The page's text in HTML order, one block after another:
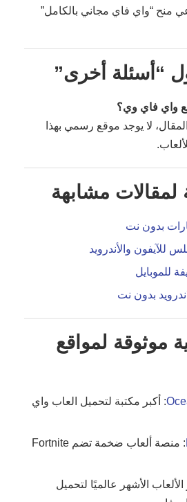
منح “واي فاي مجاني بالكامل”
“أسئلة أخرى”
واي فاي وي؟
لا يوجد موقع رسمي بهذا
لمقالات مشابهة
بدون نت
للآيفون والأندرويد
للموبايل
موثوقة لمواقع
: أكبر مكتبة لتحميل العاب واي
: منصة ألعاب ضخمة تضم Fortnite
الأشهر عالميًا لتحميل